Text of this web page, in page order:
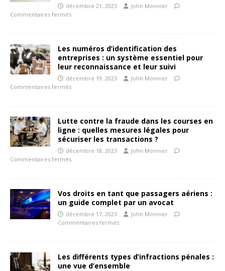
décembre 21, 2023
John Monnier
Commentaires fermés
Les numéros d’identification des
entreprises : un système essentiel pour
leur reconnaissance et leur suivi
décembre 19, 2023
John Monnier
Commentaires fermés
Lutte contre la fraude dans les courses en
ligne : quelles mesures légales pour
sécuriser les transactions ?
décembre 18, 2023
John Monnier
Commentaires fermés
Vos droits en tant que passagers aériens :
un guide complet par un avocat
décembre 17, 2023
John Monnier
Commentaires fermés
Les différents types d’infractions pénales :
une vue d’ensemble